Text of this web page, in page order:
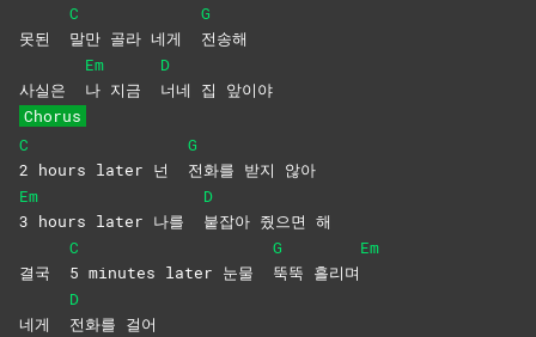
못된
C
말만 골라 네게
G
전송해
사실은
Em
나 지금
D
너네 집 앞이야
Chorus
C
2 hours later 넌
G
전화를 받지 않아
Em
3 hours later 나를
D
붙잡아 줬으면 해
결국
C
5 minutes later 눈물
G
뚝뚝 흘리며
Em
네게
D
전화를 걸어